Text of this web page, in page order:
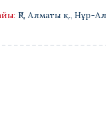
ҚР, Алматы қ., Нұр-